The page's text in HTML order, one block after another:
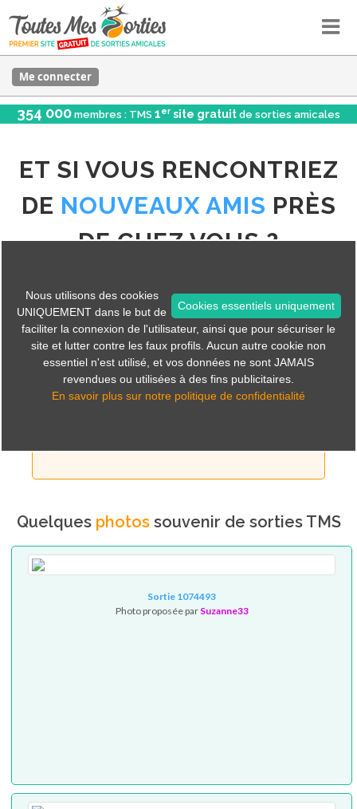
Me connecter
354 000 membres : TMS 1er site gratuit de sorties amicales
ET SI VOUS RENCONTRIEZ
DE NOUVEAUX AMIS PRÈS
DE CHEZ VOUS ?
soirée jeux, un pique-nique ou un cinéma... et
rencontrez des personnes qui partagent les
mêmes loisirs que vous.
Quelques photossouvenir de sorties TMS
Sortie 1074493
Photo proposée par Suzanne33
Cookies essentiels uniquement
Nous utilisons des cookies
UNIQUEMENT dans le but de
faciliter la connexion de l'utilisateur, ainsi que pour sécuriser le
site et lutter contre les faux profils. Aucun autre cookie non
essentiel n'est utilisé, et vos données ne sont JAMAIS
revendues ou utilisées à des fins publicitaires.
En savoir plus sur notre politique de confidentialité